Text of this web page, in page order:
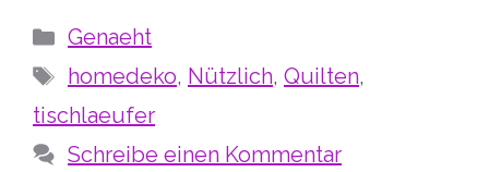
Kategorien
Genaeht
Schlagwörter
homedeko, Nützlich, Quilten,
tischlaeufer
Schreibe einen Kommentar